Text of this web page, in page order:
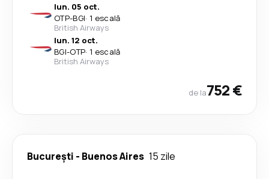
lun. 05 oct.
OTP-BGI· 1 escală
British Airways
lun. 12 oct.
BGI-OTP· 1 escală
British Airways
de la752 €
București - Buenos Aires 15 zile